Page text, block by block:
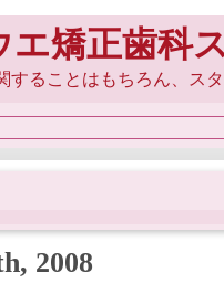
エ矯正歯科
することはもちろん、ス
2008